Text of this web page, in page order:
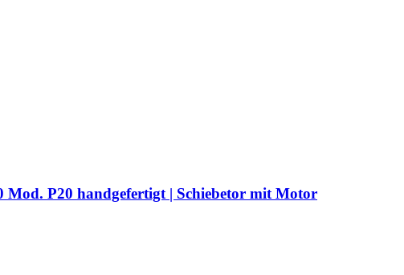
Mod. P20 handgefertigt | Schiebetor mit Motor